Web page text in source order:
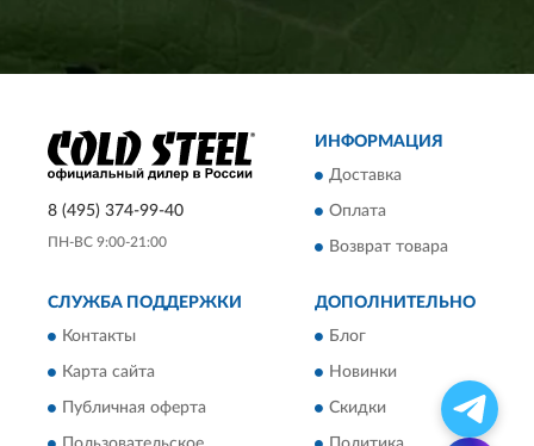
8 (495) 374-99-40
ПН-ВС 9:00-21:00
ИНФОРМАЦИЯ
Доставка
Оплата
Возврат товара
СЛУЖБА ПОДДЕРЖКИ
Контакты
Карта сайта
Публичная оферта
ДОПОЛНИТЕЛЬНО
Блог
Новинки
Скидки